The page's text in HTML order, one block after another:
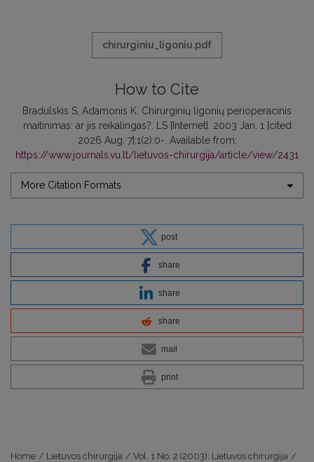
chirurginiu_ligoniu.pdf
How to Cite
Bradulskis S, Adamonis K. Chirurginių ligonių perioperacinis
maitinimas: ar jis reikalingas?. LS [Internet]. 2003 Jan. 1 [cited
2026 Aug. 7];1(2):0-. Available from:
https://www.journals.vu.lt/lietuvos-chirurgija/article/view/2431
More Citation Formats
post
share
share
share
mail
print
Home / Lietuvos chirurgija / Vol. 1 No. 2 (2003): Lietuvos chirurgija /